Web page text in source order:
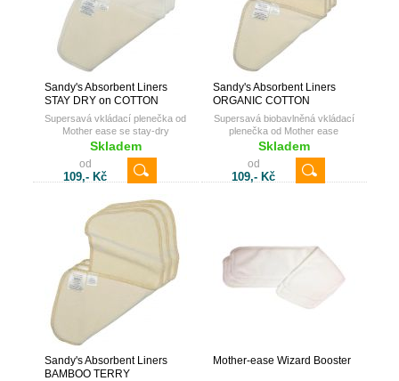
Sandy's Absorbent Liners
STAY DRY on COTTON
Supersavá vkládací plenečka od
Mother ease se stay-dry
povrchem
Skladem
od
109,- Kč
Sandy's Absorbent Liners
ORGANIC COTTON
Supersavá biobavlněná vkládací
plenečka od Mother ease
Skladem
od
109,- Kč
Sandy's Absorbent Liners
BAMBOO TERRY
Mother-ease Wizard Booster